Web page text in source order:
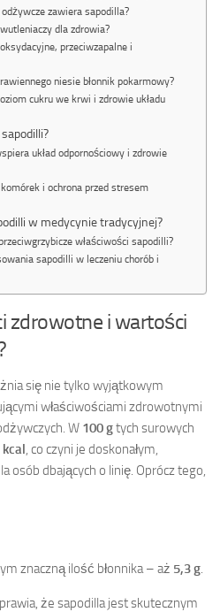
zawiera sapodilla?
dla zdrowia?
przeciwzapalne i
niesie błonnik pokarmowy?
cukru we krwi i zdrowie układu
układ odpornościowy i zdrowie
i ochrona przed stresem
w medycynie tradycyjnej?
właściwości sapodilli?
sapodilli w leczeniu chorób i
zdrowotne i wartości
się nie tylko wyjątkowym
właściwościami zdrowotnymi
W 100 gtych surowych
kcal, co czyni je doskonałym,
osób dbających o linię. Oprócz tego,
znaczną ilość błonnika – aż 5,3 g.
że sapodilla jest skutecznym